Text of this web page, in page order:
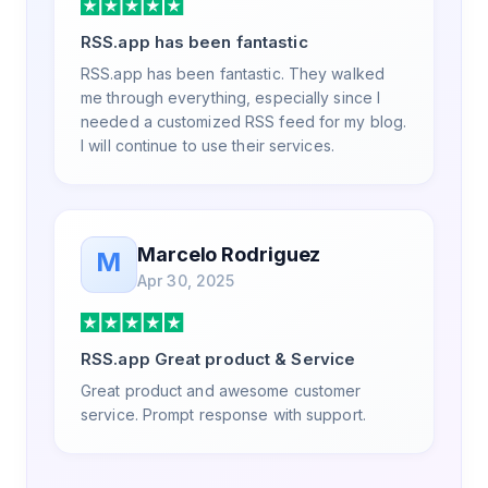
RSS.app has been fantastic
RSS.app has been fantastic. They walked
me through everything, especially since I
needed a customized RSS feed for my blog.
I will continue to use their services.
M Marcelo Rodriguez
Apr 30, 2025
RSS.app Great product & Service
Great product and awesome customer
service. Prompt response with support.